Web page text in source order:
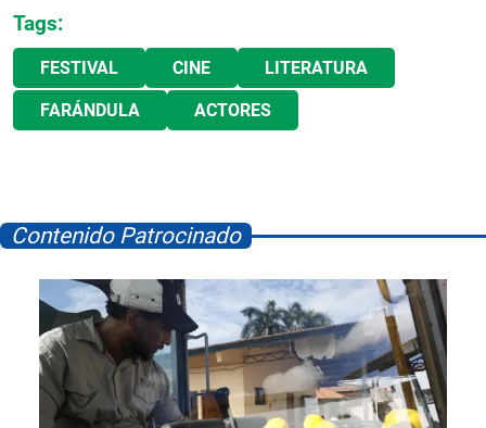
Tags:
FESTIVAL CINE LITERATURA
FARÁNDULA ACTORES
Contenido Patrocinado